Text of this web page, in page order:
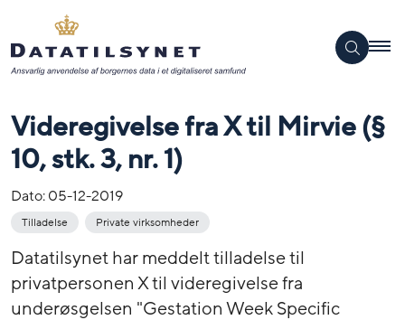
Videregivelse fra X til Mirvie (§
10, stk. 3, nr. 1)
Dato:05-12-2019
Tilladelse Private virksomheder
Datatilsynet har meddelt tilladelse til
privatpersonen X til videregivelse fra
underøsgelsen "Gestation Week Specific